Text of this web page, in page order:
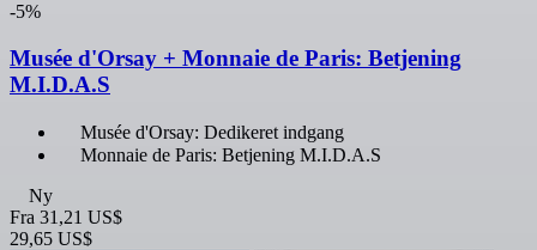
-5%
Musée d'Orsay + Monnaie de Paris: Betjening
M.I.D.A.S
Musée d'Orsay: Dedikeret indgang
Monnaie de Paris: Betjening M.I.D.A.S
Ny
Fra 31,21 US$
29,65 US$